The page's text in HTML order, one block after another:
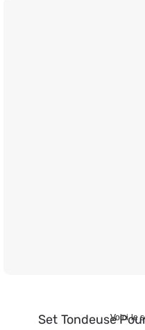
Set TondeuseVoici le